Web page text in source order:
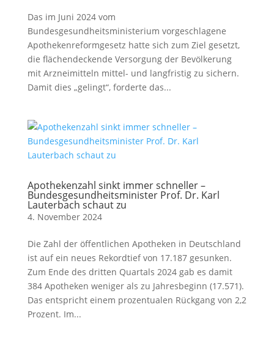
Das im Juni 2024 vom
Bundesgesundheitsministerium vorgeschlagene
Apothekenreformgesetz hatte sich zum Ziel gesetzt,
die flächendeckende Versorgung der Bevölkerung
mit Arzneimitteln mittel- und langfristig zu sichern.
Damit dies „gelingt“, forderte das...
Apothekenzahl sinkt immer schneller –
Bundesgesundheitsminister Prof. Dr. Karl
Lauterbach schaut zu
4. November 2024
Die Zahl der öffentlichen Apotheken in Deutschland
ist auf ein neues Rekordtief von 17.187 gesunken.
Zum Ende des dritten Quartals 2024 gab es damit
384 Apotheken weniger als zu Jahresbeginn (17.571).
Das entspricht einem prozentualen Rückgang von 2,2
Prozent. Im...